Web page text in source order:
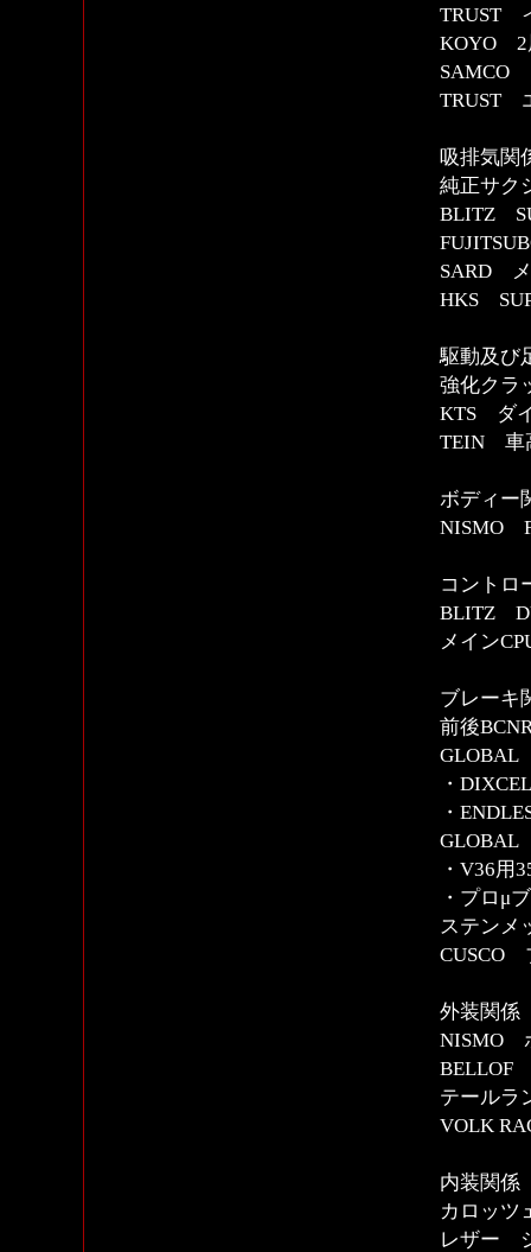
TRUST
KOYO 2
SAMCO
TRUST
吸排気関
純正サク
BLITZ
SARD
HKS
駆動及び
強化クラ
KTS ダ
TEIN 車
ボディー
NISMO
コントロ
BLITZ
メイン
ブレーキ
前後
GLOBAL
・
・
GLOBAL
・V36用
・プロμ
ステンメ
CUSCO
外装関係
NISMO
BELLOF
テール
VOLK
内装関係
カロッツ
レザー